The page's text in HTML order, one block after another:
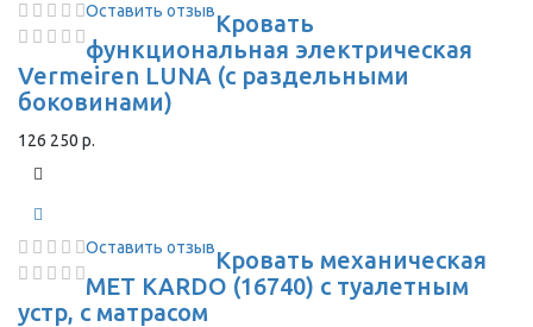
Оставить отзывКровать
функциональная электрическая
Vermeiren LUNA (с раздельными
боковинами)
126 250 р.
Оставить отзывКровать механическая
MET KARDO (16740) с туалетным
устр, с матрасом